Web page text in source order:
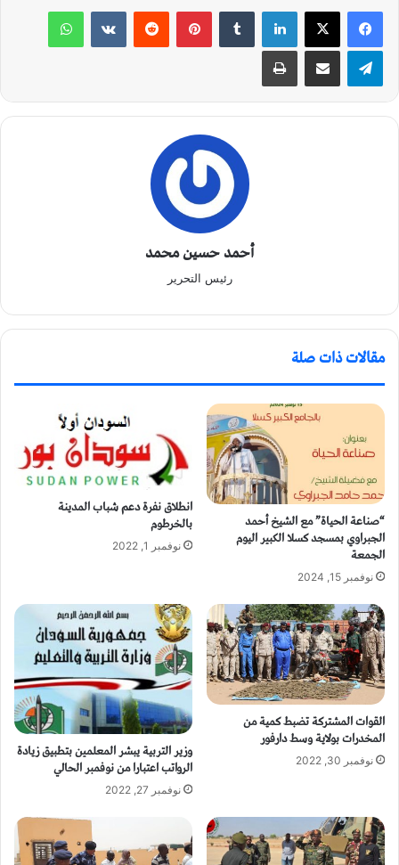
لينكدإن بينتيريست
أحمد حسين محمد
رئيس التحرير
مقالات ذات صلة
“صناعة الحياة” مع الشيخ أحمد
الجبراوي بمسجد كسلا الكبير اليوم
الجمعة
نوفمبر 15, 2024
انطلاق نفرة دعم شباب المدينة
بالخرطوم
نوفمبر 1, 2022
القوات المشتركة تضبط كمية من
المخدرات بولاية وسط دارفور
نوفمبر 30, 2022 وزير التربية يبشر المعلمين بتطبيق زيادة
الرواتب اعتبارا من نوفمبر الحالي
نوفمبر 27, 2022